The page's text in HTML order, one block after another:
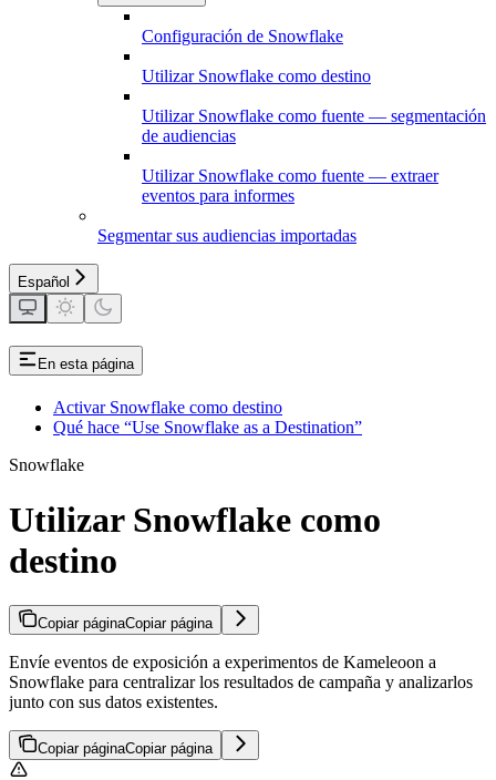
Configuración de Snowflake
Utilizar Snowflake como destino
Utilizar Snowflake como fuente — segmentación
de audiencias
Utilizar Snowflake como fuente — extraer
eventos para informes
Segmentar sus audiencias importadas
Español
En esta página
Activar Snowflake como destino
Qué hace “Use Snowflake as a Destination”
Snowflake
Utilizar Snowflake como
destino
Copiar páginaCopiar página
Envíe eventos de exposición a experimentos de Kameleoon a
Snowflake para centralizar los resultados de campaña y analizarlos
junto con sus datos existentes.
Copiar páginaCopiar página